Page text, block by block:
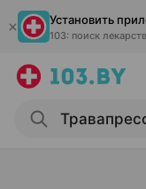
Установить
103: поиск